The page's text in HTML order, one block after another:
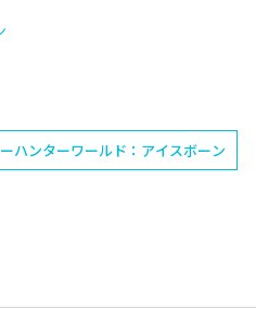
ハンターワールド：アイスボーン